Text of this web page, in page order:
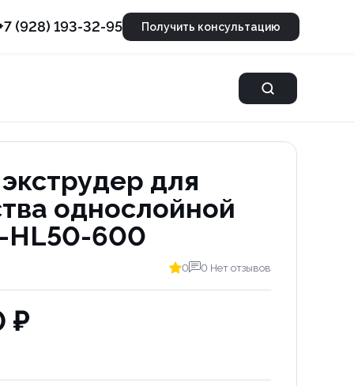
(928) 193-32-95 Получить консультацию
для
однослойной
HL50-600
0 0 Нет отзывов
₽